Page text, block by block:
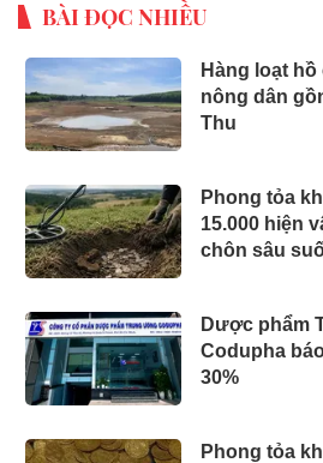
BÀI ĐỌC NHIỀU
Hàng loạt
nông dân
Thu
Phong tỏa
15.000 hiện
chôn sâu
Dược phẩm
Codupha
30%
Phong tỏa